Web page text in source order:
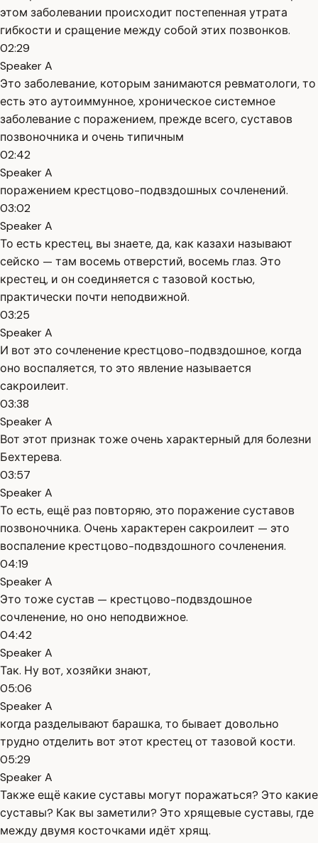
этом заболевании происходит постепенная утрата
гибкости и сращение между собой этих позвонков.
02:29
Speaker A
Это заболевание, которым занимаются ревматологи, то
есть это аутоиммунное, хроническое системное
заболевание с поражением, прежде всего, суставов
позвоночника и очень типичным
02:42
Speaker A
поражением крестцово-подвздошных сочленений.
03:02
Speaker A
То есть крестец, вы знаете, да, как казахи называют
сейско — там восемь отверстий, восемь глаз. Это
крестец, и он соединяется с тазовой костью,
практически почти неподвижной.
03:25
Speaker A
И вот это сочленение крестцово-подвздошное, когда
оно воспаляется, то это явление называется
сакроилеит.
03:38
Speaker A
Вот этот признак тоже очень характерный для болезни
Бехтерева.
03:57
Speaker A
То есть, ещё раз повторяю, это поражение суставов
позвоночника. Очень характерен сакроилеит — это
воспаление крестцово-подвздошного сочленения.
04:19
Speaker A
Это тоже сустав — крестцово-подвздошное
сочленение, но оно неподвижное.
04:42
Speaker A
Так. Ну вот, хозяйки знают,
05:06
Speaker A
когда разделывают барашка, то бывает довольно
трудно отделить вот этот крестец от тазовой кости.
05:29
Speaker A
Также ещё какие суставы могут поражаться? Это какие
суставы? Как вы заметили? Это хрящевые суставы, где
между двумя косточками идёт хрящ.